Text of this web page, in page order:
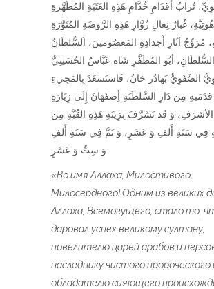
تُرابُ أَقدَامِ خُدَّامِ هَذِهِ العَتَبَةِ المُطَهَّرةِ
غُبارُ نِعالِ زُوَّارِ هَذِهِ الرَّوضَةِ المُنَوَّرَةِ
مُرَوِّجُ آثَارِ أَجدادِهِ المَعصُومينَ، اَلسُّلطَانُ
أبُو المُظَفَّرِ شَاه عَبَّاسُ الحُسَينِيُّ
الصَّفَوِيُّ بَهادُر خانُ، فَاستَسعَدَ بِالمَجِي‌ءِ
مِن دَارِ السَّلطَنَةِ أِصفَهَانَ إِلَى زِيَارَةِ
الأشرَفِ، وَ قَد تَشَرَّفَ بِزِينَةِ هَذِهِ القُبَّةِ مِن
فِي سَنَةِ أَلفِ وَ عَشَرٍ، وَ تَمَّ فِي سَنَةِ أَلفٍ
«Во имя Аллаха, Милостивого,
Милосердного! Одним из великих
Аллаха, Всемогущего, стало то,
даровал успех великому султану,
повелителю царей арабов и
наследнику чистого пророческого
обладателю сияющего